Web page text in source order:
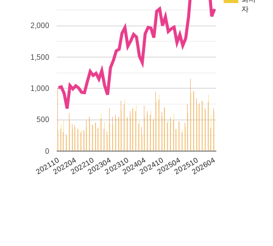
자
202110202204202210202304202310202404202410202504202510202604
0
500
1,000
1,500
2,000